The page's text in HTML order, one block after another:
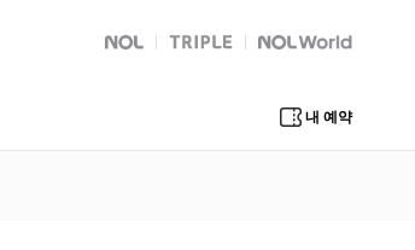
NOL
트리플 Global Interpark
내 예약